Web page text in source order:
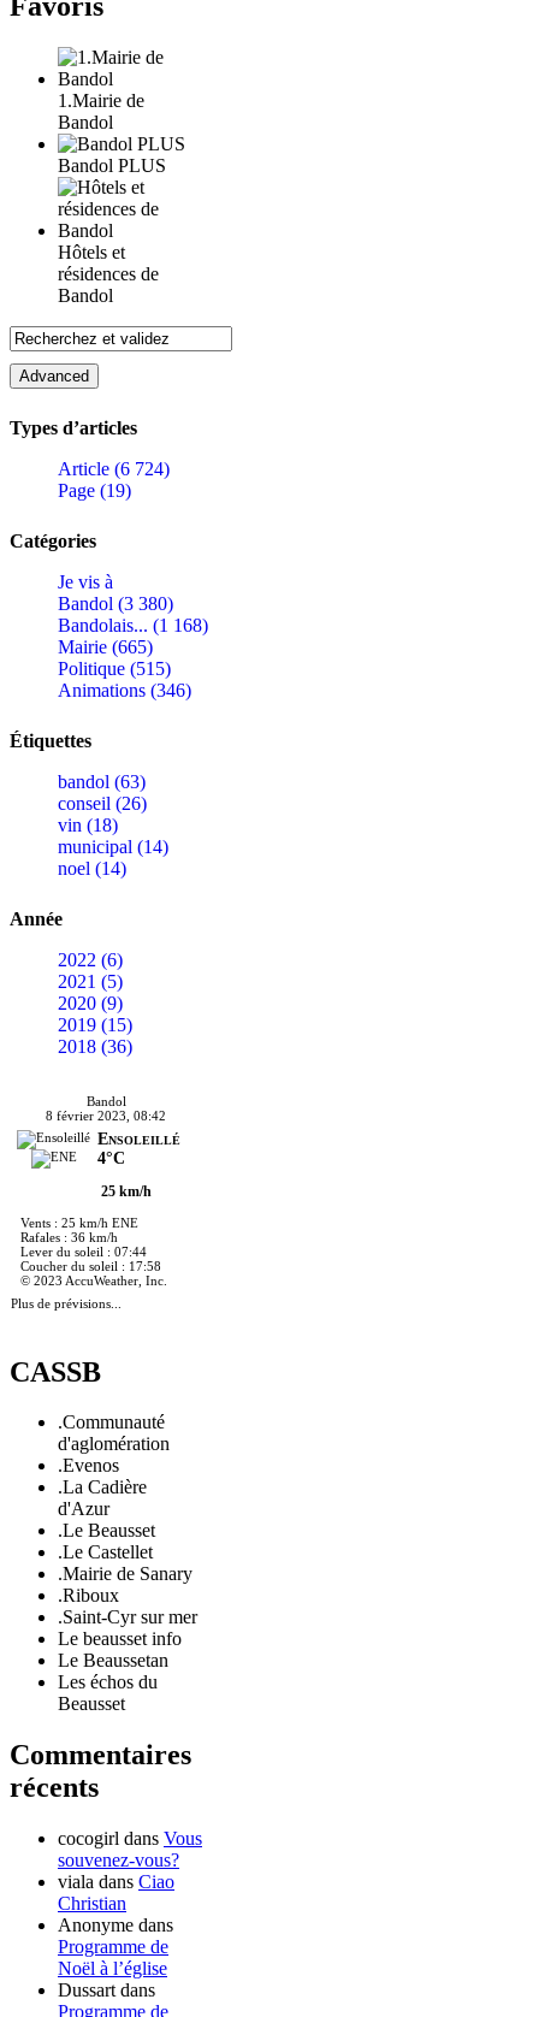
1.Mairie de
Bandol
Bandol PLUS
Hôtels et
résidences de
Bandol
Types d’articles
Article (6 724)
Page (19)
Catégories
Je vis à
Bandol (3 380)
Bandolais... (1 168)
Mairie (665)
Politique (515)
Animations (346)
Étiquettes
bandol (63)
conseil (26)
vin (18)
municipal (14)
noel (14)
Année
2022 (6)
2021 (5)
2020 (9)
2019 (15)
2018 (36)
Bandol
8 février 2023, 08:42
Ensoleillé
4°C
25 km/h
Vents : 25 km/h ENE
Rafales : 36 km/h
Lever du soleil : 07:44
Coucher du soleil : 17:58
© 2023 AccuWeather, Inc.
Plus de prévisions...
CASSB
.Communauté
d'aglomération
.Evenos
.La Cadière
d'Azur
.Le Beausset
.Le Castellet
.Mairie de Sanary
.Riboux
.Saint-Cyr sur mer
Le beausset info
Le Beaussetan
Les échos du
Beausset
Commentaires
récents
cocogirl dans Vous
souvenez-vous?
viala dans Ciao
Christian
Anonyme dans
Programme de
Noël à l’église
Dussart dans
Programme de